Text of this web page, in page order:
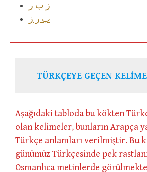
ز ب ر
ب ر ز
TÜRKÇEYE GEÇEN
Aşağıdaki tabloda bu kökten
olan kelimeler, bunların Arapça
Türkçe anlamları verilmiştir. Bu
günümüz Türkçesinde pek
Osmanlıca metinlerde